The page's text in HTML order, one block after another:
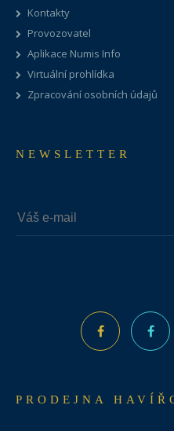
Kontakty
Provozovatel
Aplikace Numis Info
Virtuální prohlídka
Zpracování osobních údajů
NEWSLETTER
PRODEJNA